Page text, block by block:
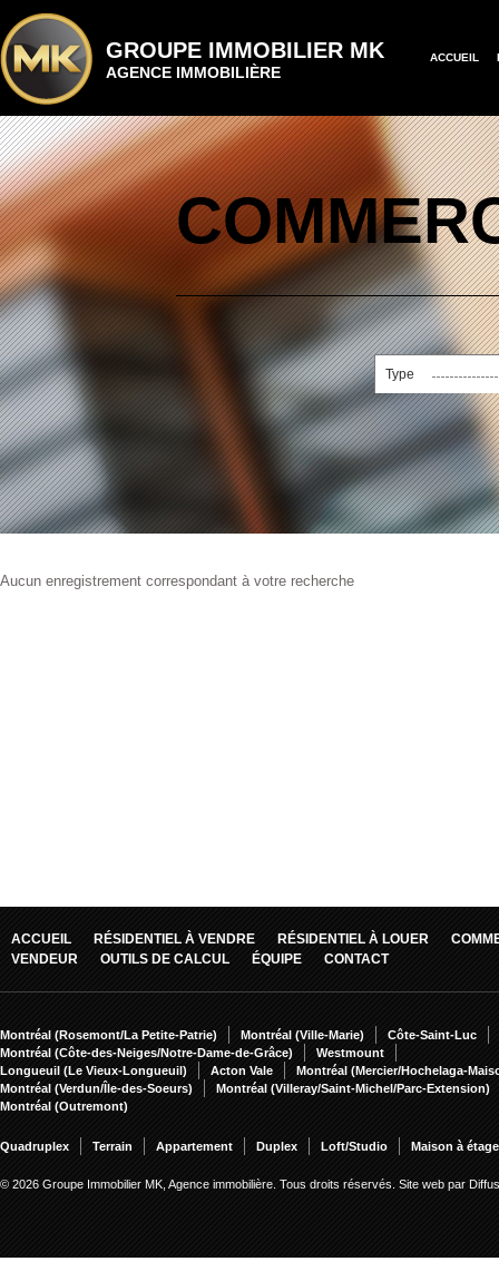
GROUPE IMMOBILIER MK
AGENCE IMMOBILIÈRE
ACCUEIL
Type
Aucun enregistrement correspondant à votre recherche
ACCUEIL RÉSIDENTIEL À VENDRE RÉSIDENTIEL À LOUER
VENDEUR
OUTILS DE CALCUL ÉQUIPE CONTACT
Montréal (Rosemont/La Petite-Patrie) Montréal (Ville-Marie)
Côte-Saint-Luc
Montréal (Côte-des-Neiges/Notre-Dame-de-Grâce)
Westmount
Longueuil (Le Vieux-Longueuil)
Acton Vale
Montréal (Mercier/Hochelaga-
Montréal (Verdun/Île-des-Soeurs)
Montréal (Villeray/Saint-Michel/Parc-Extension)
Montréal (Outremont)
Quadruplex Terrain Appartement Duplex Loft/Studio Maison à
© 2026 Groupe Immobilier MK, Agence immobilière. Tous droits réservés. Site web par